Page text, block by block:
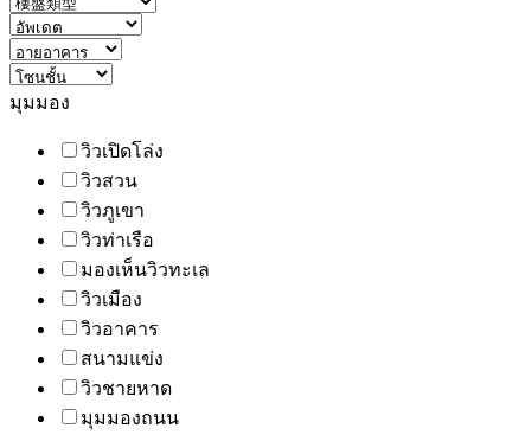
มุมมอง
วิวเปิดโล่ง
วิวสวน
วิวภูเขา
วิวท่าเรือ
มองเห็นวิวทะเล
วิวเมือง
วิวอาคาร
สนามแข่ง
วิวชายหาด
มุมมองถนน